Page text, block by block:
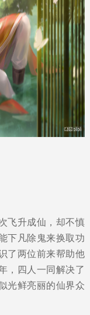
飞升成仙，却不慎
下凡除鬼来换取功
了两位前来帮助他
，四人一同解决了
光鲜亮丽的仙界众